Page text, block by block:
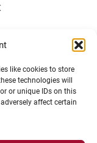
like cookies to store
technologies will
or unique IDs on this
affect certain